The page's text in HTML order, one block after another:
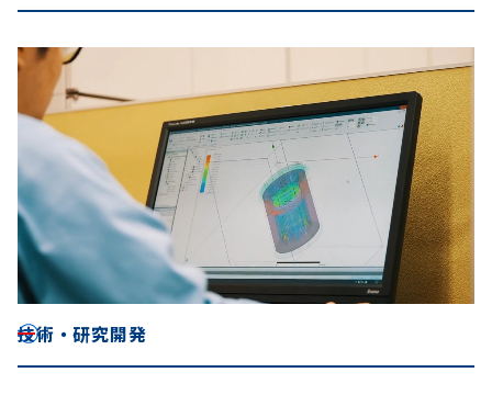
技術・研究開発